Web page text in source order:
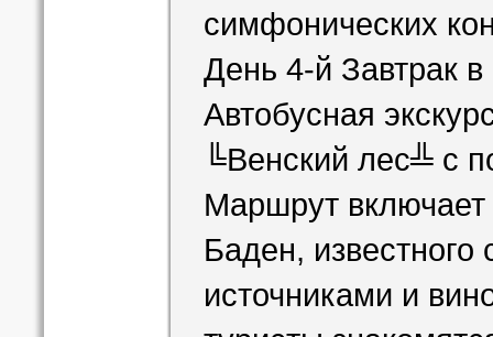
симфонических
День 4-й Завтрак в
Автобусная
╚Венский лес╩ с
Маршрут включает
Баден,
источниками и